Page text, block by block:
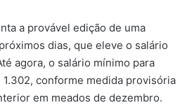
a provável edição de uma
dias, que eleve o salário
agora, o salário mínimo para
conforme medida provisória
em meados de dezembro.